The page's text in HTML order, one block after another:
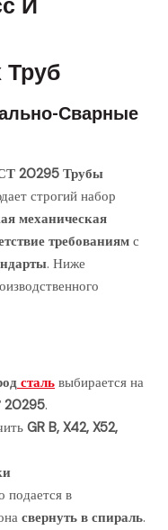
Сварные
20295 Трубы
строгий набор
механическая
требованиям с
. Ниже
сталь выбирается на
20295.
GR B, X42, X52,
подается в
свернуть в спираль.